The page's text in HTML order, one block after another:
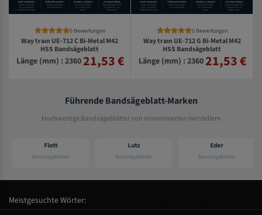
0 Bewertungen
Way traın UE-712 C Bi-Metal M42
HSS Bandsägeblatt
Länge (mm) : 2360 21,53 €
0 Bewertungen
Way traın UE-712 G Bi-Metal M42
HSS Bandsägeblatt
Länge (mm) : 2360 21,53 €
Führende Bandsägeblatt-Marken
Hochwertige Bandsägeblätter von renommierten Herstellern
Flott
Bandsägeblätter
Lutz
Bandsägeblätter
Eder
Bandsägeblätter
Meistgesuchte Wörter: